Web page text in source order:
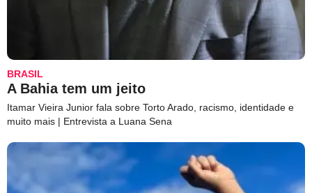
BRASIL
A Bahia tem um jeito
Itamar Vieira Junior fala sobre Torto Arado, racismo, identidade e
muito mais | Entrevista a Luana Sena